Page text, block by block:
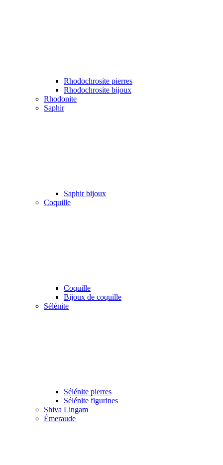
Rhodochrosite pierres
Rhodochrosite bijoux
Rhodonite
Saphir
Saphir bijoux
Coquille
Coquille
Bijoux de coquille
Sélénite
Sélénite pierres
Sélénite figurines
Shiva Lingam
Émeraude